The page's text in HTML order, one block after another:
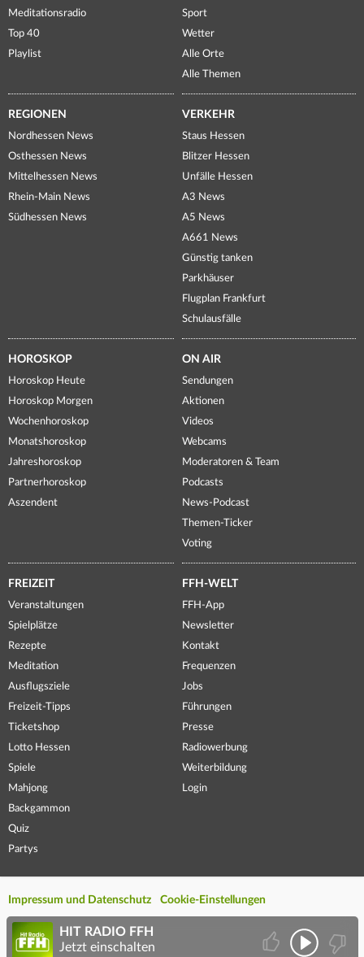
Meditationsradio
Top 40
Playlist
Sport
Wetter
Alle Orte
Alle Themen
REGIONEN
Nordhessen News
Osthessen News
Mittelhessen News
Rhein-Main News
Südhessen News
VERKEHR
Staus Hessen
Blitzer Hessen
Unfälle Hessen
A3 News
A5 News
A661 News
Günstig tanken
Parkhäuser
Flugplan Frankfurt
Schulausfälle
HOROSKOP
Horoskop Heute
Horoskop Morgen
Wochenhoroskop
Monatshoroskop
Jahreshoroskop
Partnerhoroskop
Aszendent
ON AIR
Sendungen
Aktionen
Videos
Webcams
Moderatoren & Team
Podcasts
News-Podcast
Themen-Ticker
Voting
FREIZEIT
Veranstaltungen
Spielplätze
Rezepte
Meditation
Ausflugsziele
Freizeit-Tipps
Ticketshop
Lotto Hessen
Spiele
Mahjong
Backgammon
Quiz
Partys
FFH-WELT
FFH-App
Newsletter
Kontakt
Frequenzen
Jobs
Führungen
Presse
Radiowerbung
Weiterbildung
Login
Impressum und Datenschutz Cookie-Einstellungen
HIT RADIO FFH
Jetzt einschalten